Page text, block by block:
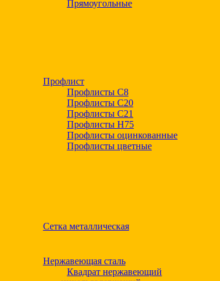
Прямоугольные
Профлист
Профлисты С8
Профлисты С20
Профлисты C21
Профлисты Н75
Профлисты оцинкованные
Профлисты цветные
Сетка металлическая
Нержавеющая сталь
Квадрат нержавеющий